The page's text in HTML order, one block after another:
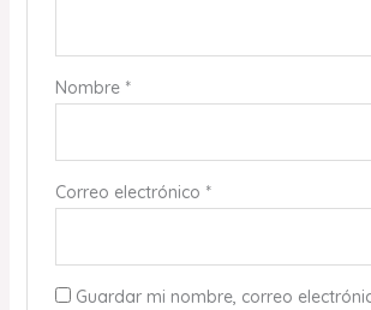
Nombre *
Correo electrónico *
Guardar mi nombre, correo